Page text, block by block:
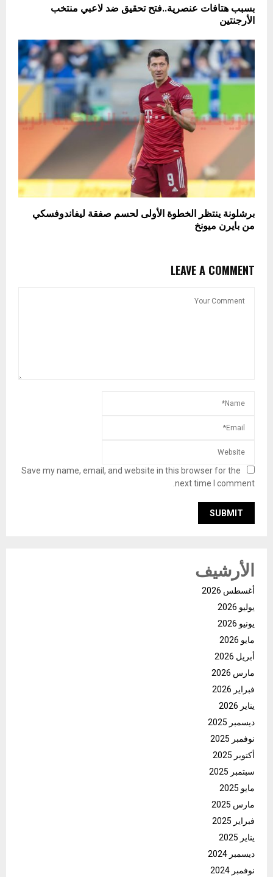
بسبب هتافات عنصرية..فتح تحقيق ضد لاعبي منتخب
الأرجنتين
برشلونة ينتظر الخطوة الأولى لحسم صفقة ليفاندوفسكي
من بايرن ميونخ
LEAVE A COMMENT
Save my name, email, and website in this browser for the
next time I comment.
الأرشيف
أغسطس 2026
يوليو 2026
يونيو 2026
مايو 2026
أبريل 2026
مارس 2026
فبراير 2026
يناير 2026
ديسمبر 2025
نوفمبر 2025
أكتوبر 2025
سبتمبر 2025
مايو 2025
مارس 2025
فبراير 2025
يناير 2025
ديسمبر 2024
نوفمبر 2024